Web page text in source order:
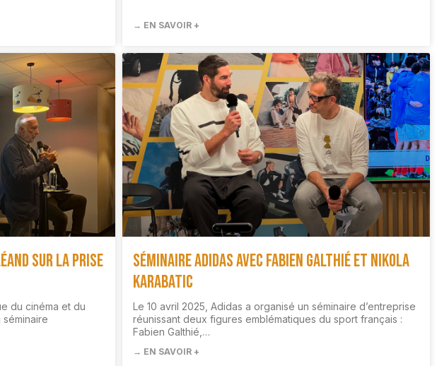
→ EN SAVOIR +
sur la prise
du cinéma et du
Séminaire Adidas avec Fabien Galthié et Nikola
Karabatic
Le 10 avril 2025, Adidas a organisé un séminaire d’entreprise
réunissant deux figures emblématiques du sport français :
Fabien Galthié,…
→ EN SAVOIR +